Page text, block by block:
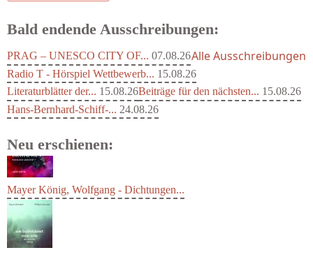
Bald endende Ausschreibungen:
PRAG – UNESCO CITY OF... 07.08.26
Radio T - Hörspiel Wettbewerb... 15.08.26
Literaturblätter der... 15.08.26Beiträge für den nächsten... 15.08.26
Hans-Bernhard-Schiff-... 24.08.26
Alle Ausschreibungen
Neu erschienen:
Mayer König, Wolfgang - Dichtungen...